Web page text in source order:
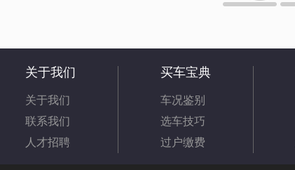
关于我们
关于我们
联系我们
人才招聘
买车宝典
车况鉴别
选车技巧
过户缴费